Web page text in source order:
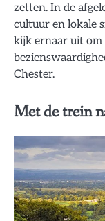
zetten. In de
cultuur en lokale
kijk ernaar uit
Chester.
Met de trein